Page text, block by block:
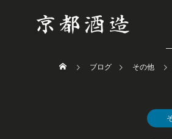
ブログ その他